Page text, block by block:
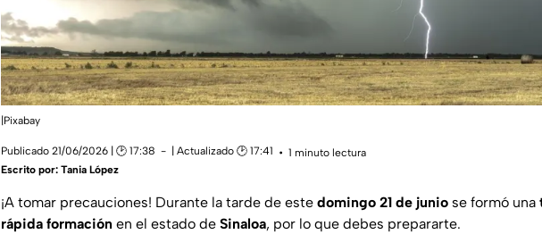
|Pixabay
Publicado 21/06/2026 | 🕑 17:38 | Actualizado 🕑 17:41
1 minuto lectura
Escrito por: Tania López
¡A tomar precauciones! Durante la tarde de este domingo 21 de junio se formó una
rápida formación en el estado de Sinaloa, por lo que debes prepararte.